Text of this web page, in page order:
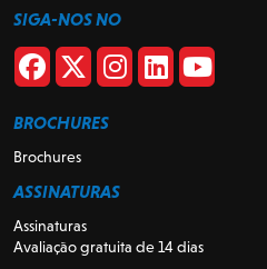
SIGA-NOS NO
BROCHURES
Brochures
ASSINATURAS
Assinaturas
Avaliação gratuita de 14 dias